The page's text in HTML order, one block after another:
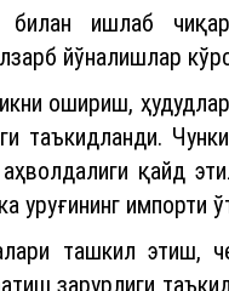
йўналишлар
ошириш,
таъкидланди.
қайд
уруғининг импорти
ташкил этиш,
зарурлиги
уруғларини